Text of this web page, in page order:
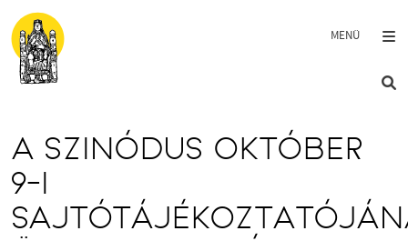
Ugrás a tartalomra
A SZINÓDUS OKTÓBER
9-I